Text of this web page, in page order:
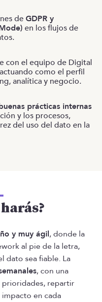
deGDPR y
en los flujos de
con el equipo de Digital
como el perfil
analítica y negocio.
prácticas internas
y los procesos,
del uso del dato en la
y muy ágil, donde la
al pie de la letra,
dato sea fiable. La
, con una
prioridades, repartir
en cada